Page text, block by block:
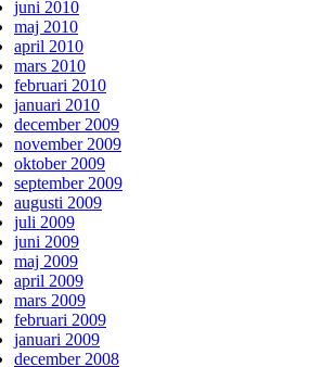
juni 2010
maj 2010
april 2010
mars 2010
februari 2010
januari 2010
december 2009
november 2009
oktober 2009
september 2009
augusti 2009
juli 2009
juni 2009
maj 2009
april 2009
mars 2009
februari 2009
januari 2009
december 2008